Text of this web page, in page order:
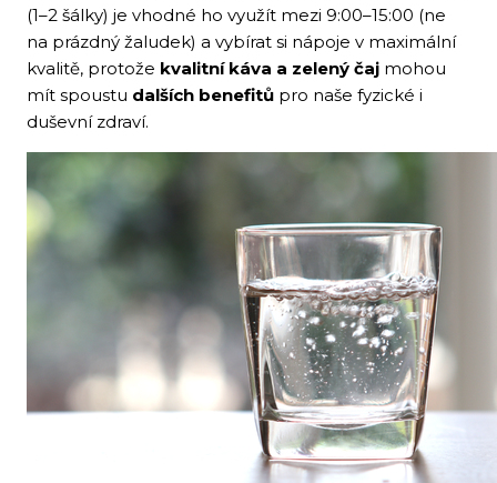
(1–2 šálky) je vhodné ho využít mezi 9:00–15:00 (ne
na prázdný žaludek) a vybírat si nápoje v maximální
kvalitě, protože kvalitní káva a zelený čaj mohou
mít spoustu dalších benefitů pro naše fyzické i
duševní zdraví.